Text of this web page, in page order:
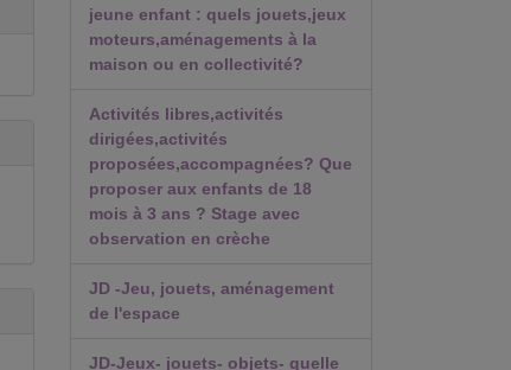
jeune enfant : quels jouets,jeux
moteurs,aménagements à la
maison ou en collectivité?
Activités libres,activités
dirigées,activités
proposées,accompagnées? Que
proposer aux enfants de 18
mois à 3 ans ? Stage avec
observation en crèche
JD -Jeu, jouets, aménagement
de l'espace
JD-Jeux- jouets- objets- quelle